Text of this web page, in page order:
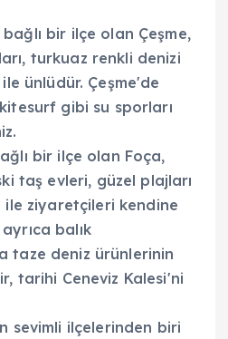
bir ilçe olan Çeşme,
turkuaz renkli denizi
ünlüdür. Çeşme'de
gibi su sporları
bir ilçe olan Foça,
taş evleri, güzel plajları
ile ziyaretçileri kendine
balık
taze deniz ürünlerinin
tarihi Ceneviz Kalesi'ni
sevimli ilçelerinden biri